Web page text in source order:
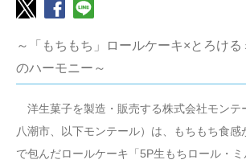
～「もちもち」ロールケーキ×とろける
のハーモニー～
洋生菓子を製造・販売する株式会社モンテ
八潮市、以下モンテール）は、もちもち食感
で包んだロールケーキ「5P生もちロール・